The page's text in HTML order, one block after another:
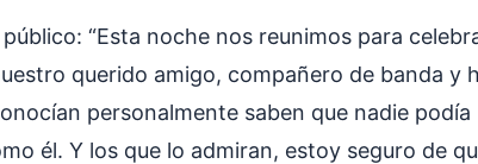
“Esta noche nos reunimos para
querido amigo, compañero de banda y
personalmente saben que nadie
él. Y los que lo admiran, estoy seguro de